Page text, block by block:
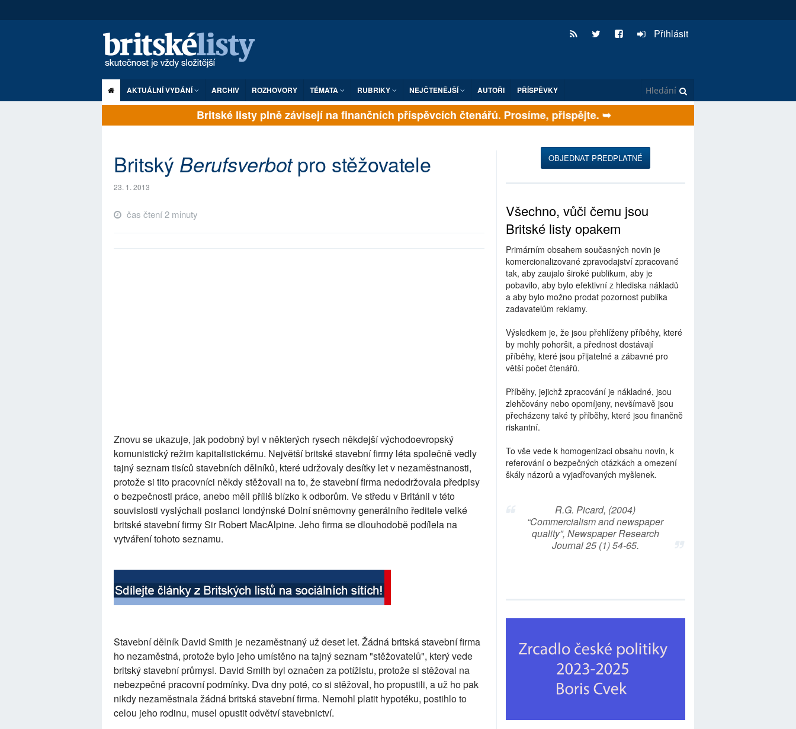
Přihlásit
AKTUÁLNÍ VYDÁNÍ ARCHIV ROZHOVORY TÉMATA RUBRIKY NEJČTENĚJŠÍ AUTOŘI PŘÍSPĚVKY
Britské listy plně závisejí na finančních příspěvcích čtenářů. Prosíme, přispějte. ➥
Britský Berufsverbotpro stěžovatele
23. 1. 2013
čas čtení 2 minuty
Znovu se ukazuje, jak podobný byl v některých rysech někdejší východoevropský
komunistický režim kapitalistickému. Největší britské stavební firmy léta společně vedly
tajný seznam tisíců stavebních dělníků, které udržovaly desítky let v nezaměstnanosti,
protože si tito pracovníci někdy stěžovali na to, že stavební firma nedodržovala předpisy
o bezpečnosti práce, anebo měli příliš blízko k odborům. Ve středu v Británii v této
souvislosti vyslýchali poslanci londýnské Dolní sněmovny generálního ředitele velké
britské stavební firmy Sir Robert MacAlpine. Jeho firma se dlouhodobě podílela na
vytváření tohoto seznamu.
Stavební dělník David Smith je nezaměstnaný už deset let. Žádná britská stavební firma
ho nezaměstná, protože bylo jeho umístěno na tajný seznam "stěžovatelů", který vede
britský stavební průmysl. David Smith byl označen za potížistu, protože si stěžoval na
nebezpečné pracovní podmínky. Dva dny poté, co si stěžoval, ho propustili, a už ho pak
nikdy nezaměstnala žádná britská stavební firma. Nemohl platit hypotéku, postihlo to
celou jeho rodinu, musel opustit odvětví stavebnictví.
OBJEDNAT PŘEDPLATNÉ
Všechno, vůči čemu jsou
Britské listy opakem
Primárním obsahem současných novin je
komercionalizované zpravodajství zpracované
tak, aby zaujalo široké publikum, aby je
pobavilo, aby bylo efektivní z hlediska nákladů
a aby bylo možno prodat pozornost publika
zadavatelům reklamy.
Výsledkem je, že jsou přehlíženy příběhy, které
by mohly pohoršit, a přednost dostávají
příběhy, které jsou přijatelné a zábavné pro
větší počet čtenářů.
Příběhy, jejichž zpracování je nákladné, jsou
zlehčovány nebo opomíjeny, nevšímavě jsou
přecházeny také ty příběhy, které jsou finančně
riskantní.
To vše vede k homogenizaci obsahu novin, k
referování o bezpečných otázkách a omezení
škály názorů a vyjadřovaných myšlenek.
R.G. Picard, (2004)
“Commercialism and newspaper
quality”, Newspaper Research
Journal 25 (1) 54-65.